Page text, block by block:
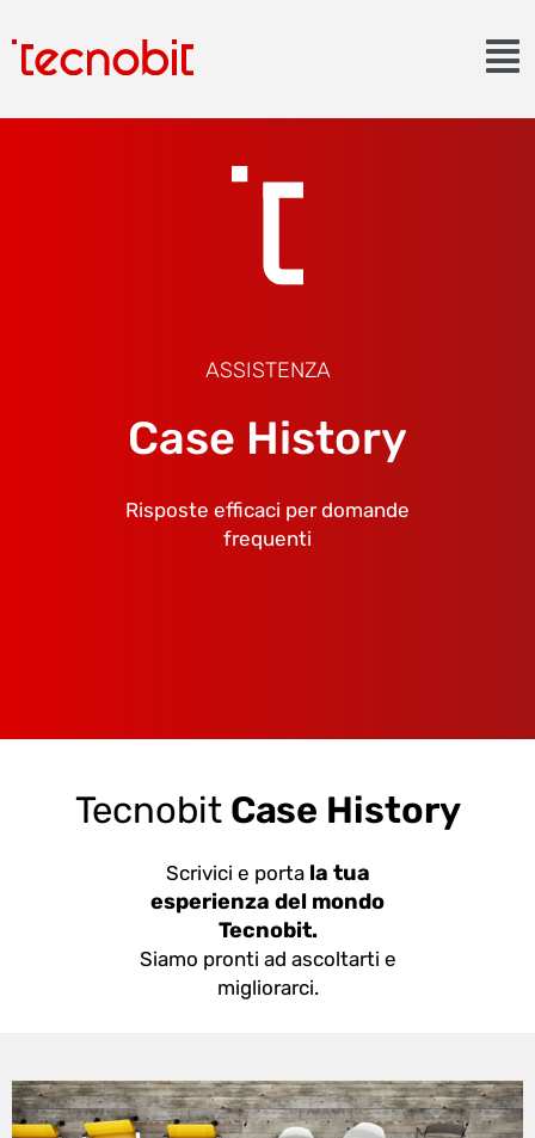
ASSISTENZA
Case History
Risposte efficaci per domande
frequenti
TecnobitCase History
Scrivici e porta la tua
esperienza del mondo
Tecnobit.
Siamo pronti ad ascoltarti e
migliorarci.